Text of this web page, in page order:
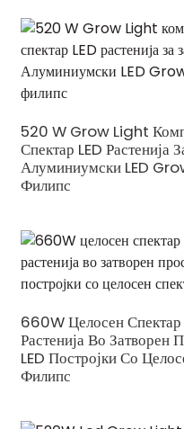
520 W Grow Light
Спектар LED Растенија
Алуминиумски LED
Филипс
660W Целосен
Растенија Во Затворен
LED Постројки Со
Филипс